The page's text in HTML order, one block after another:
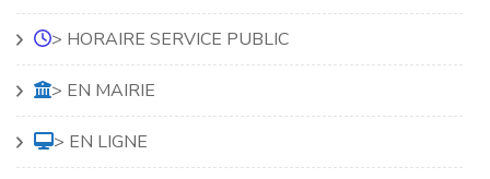
> HORAIRE SERVICE PUBLIC
> EN MAIRIE
> EN LIGNE